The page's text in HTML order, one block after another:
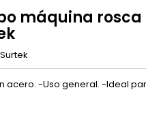
máquina
Surtek
acero. -Uso general. -Ideal